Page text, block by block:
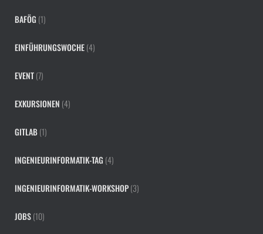
BAFÖG (1)
EINFÜHRUNGSWOCHE(4)
EVENT(7)
EXKURSIONEN (4)
GITLAB(1)
INGENIEURINFORMATIK-TAG (4)
INGENIEURINFORMATIK-WORKSHOP(3)
JOBS(10)